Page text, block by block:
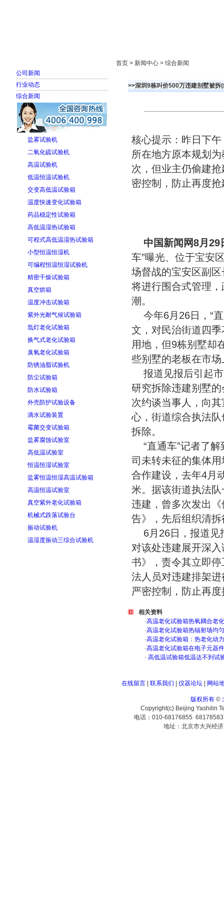
公司新闻
行业动态
综合新闻
盐雾试验机
二氧化硫试验机
高温试验机
低温恒温试验机
交变高低温试验箱
温度快速变化试验箱
药品稳定性试验箱
高低温湿热试验箱
可程式高低温湿热试验箱
小型恒温恒湿机
可编程恒温恒湿试验机
精密干燥试验箱
真空烘箱
温度冲击试验箱
紫外光耐气候试验箱
氙灯老化试验箱
换气式老化试验箱
臭氧老化试验箱
防锈油脂试验机
防尘试验箱
防水试验箱
外壳防护试验设备
滴水试验装置
霉菌交变试验箱
盐雾腐蚀试验室
高低温试验室
恒温恒湿试验室
盐雾恒温恒湿高温试验箱
高温恒温试验室
真空紫外老化试验箱
机械式跌落试验台
振动试验机
温湿度振动三综合试验机
首页 > 新闻中心 > 综合新闻
>>深圳9栋叫价500万违建别墅被拆(
核心提示：昨日下
所在地方原本规划
次，但业主仍偷建
密控制，防止再度抢
中国新闻网8月29
车”曝光、位于宝安
场督战的宝安区副
将进行围合式管理
潮。
今年6月26日，“
文，对民治街道四
用地，但9栋别墅却
些别墅的老板在市
报道见报后引起
研究拆除违建别墅
次约谈当事人，向
心，街道综合执法
拆除。
“直通车”记者了
司未转未征的集体
合作建设，去年4月
米。据该街道执法
违建，曾多次发出
告》，先后组织清
6月26日，报道
对该处违建展开深
书》，责令其立即
法人员对违建排架
严密控制，防止再
相关资料
·高温老化试验箱热氧耦合老
·高温老化试验箱热辐射场均
·高温老化试验箱：热老化动
·高温老化试验箱在电子元器
· 高低温试验箱低温达不到试
在线留言| 联系我们 仪器论坛| 网站
版权所有©
Copyright(c) Beijing Yashilin
电话：010-68176855
地址：北京市大兴经